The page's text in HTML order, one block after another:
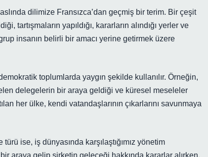
dilimize Fransızca’dan geçmiş bir terim. Bir çeşit
tartışmaların yapıldığı, kararların alındığı yerler ve
insanın belirli bir amacı yerine getirmek üzere
toplumlarda yaygın şekilde kullanılır. Örneğin,
delegelerin bir araya geldiği ve küresel meseleler
her ülke, kendi vatandaşlarının çıkarlarını savunmaya
ise, iş dünyasında karşılaştığımız yönetim
araya gelip şirketin geleceği hakkında kararlar alırken,